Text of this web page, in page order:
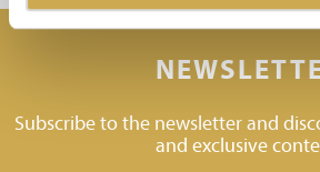
Subscribe to the newsletter and
and exclusive